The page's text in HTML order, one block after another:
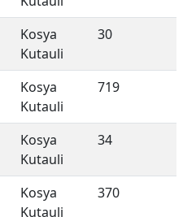
Kosya
Kutauli
30
Kosya
Kutauli
719
Kosya
Kutauli
34
Kosya
Kutauli
370